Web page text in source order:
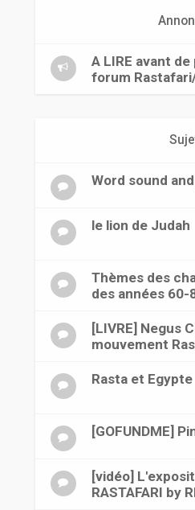
A LIRE avant
forum
Word sound
le lion de Judah
Thèmes des
des années 60-
[LIVRE] Negus
mouvement
Rasta et Egypte
[GOFUNDME]
[vidéo]
RASTAFARI by